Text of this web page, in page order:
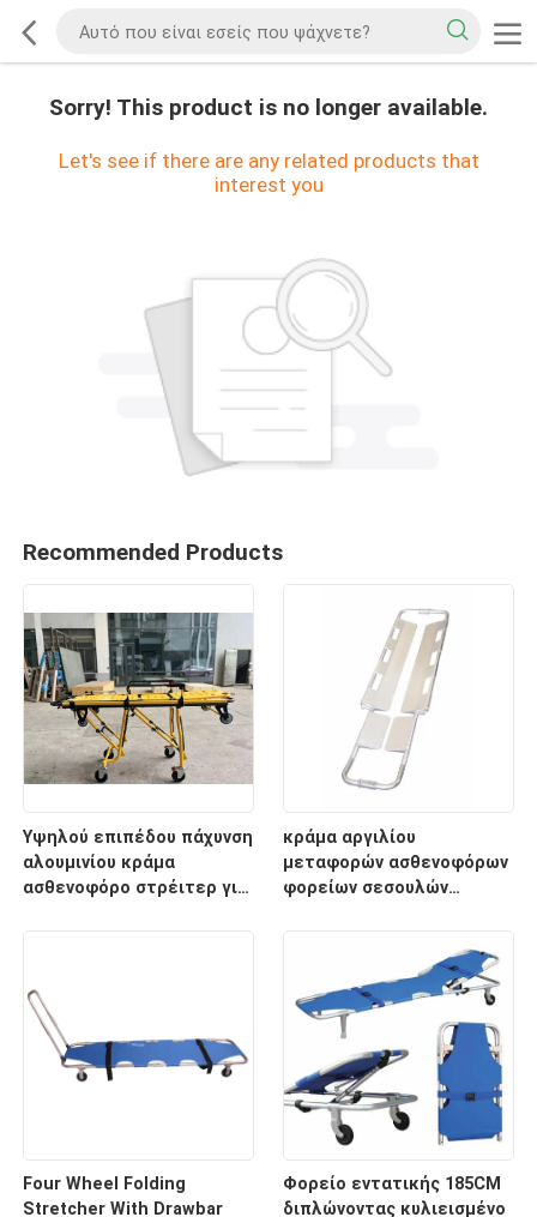
Sorry! This product is no longer available.
Let's see if there are any related products that
interest you
Recommended Products
Υψηλού επιπέδου πάχυνση
αλουμινίου κράμα
ασθενοφόρο στρέιτερ για
νοσοκομειακή χρήση
κράμα αργιλίου
μεταφορών ασθενοφόρων
φορείων σεσουλών
Four Wheel Folding
Stretcher With Drawbar
Φορείο εντατικής 185CM
διπλώνοντας κυλιεισμένο